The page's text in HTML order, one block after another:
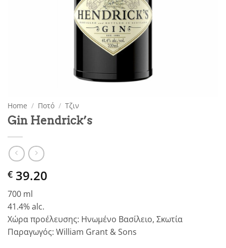
Home / Ποτό / Τζιν
Gin Hendrick’s
€ 39.20
700 ml
41.4% alc.
Χώρα προέλευσης: Ηνωμένο Βασίλειο, Σκωτία
Παραγωγός: William Grant & Sons